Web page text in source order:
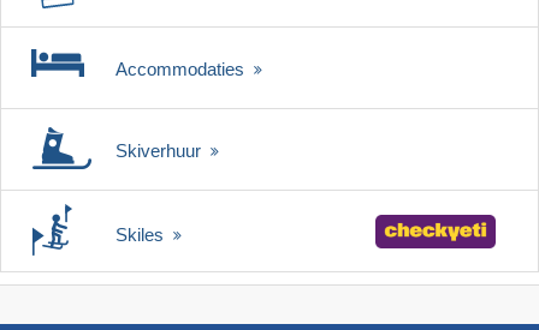
Accommodaties
Skiverhuur
Skiles